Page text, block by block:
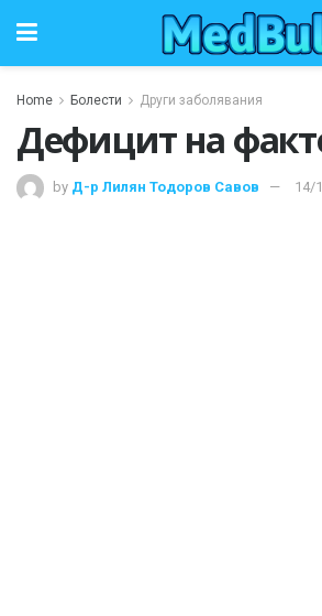
Home Болести Други заболявания
Дефицит на
by Д-р Лилян Тодоров Савов 14/